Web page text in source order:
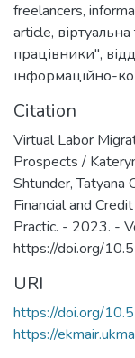
freelancers,
article,
працівники",
інформаційно-
Citation
Virtual Labor
Prospects /
Shtunder, Tatyana
Financial and
Practic. - 2023. -
https://doi.org/
URI
https://doi.org/
https://